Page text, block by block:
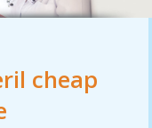
cheap